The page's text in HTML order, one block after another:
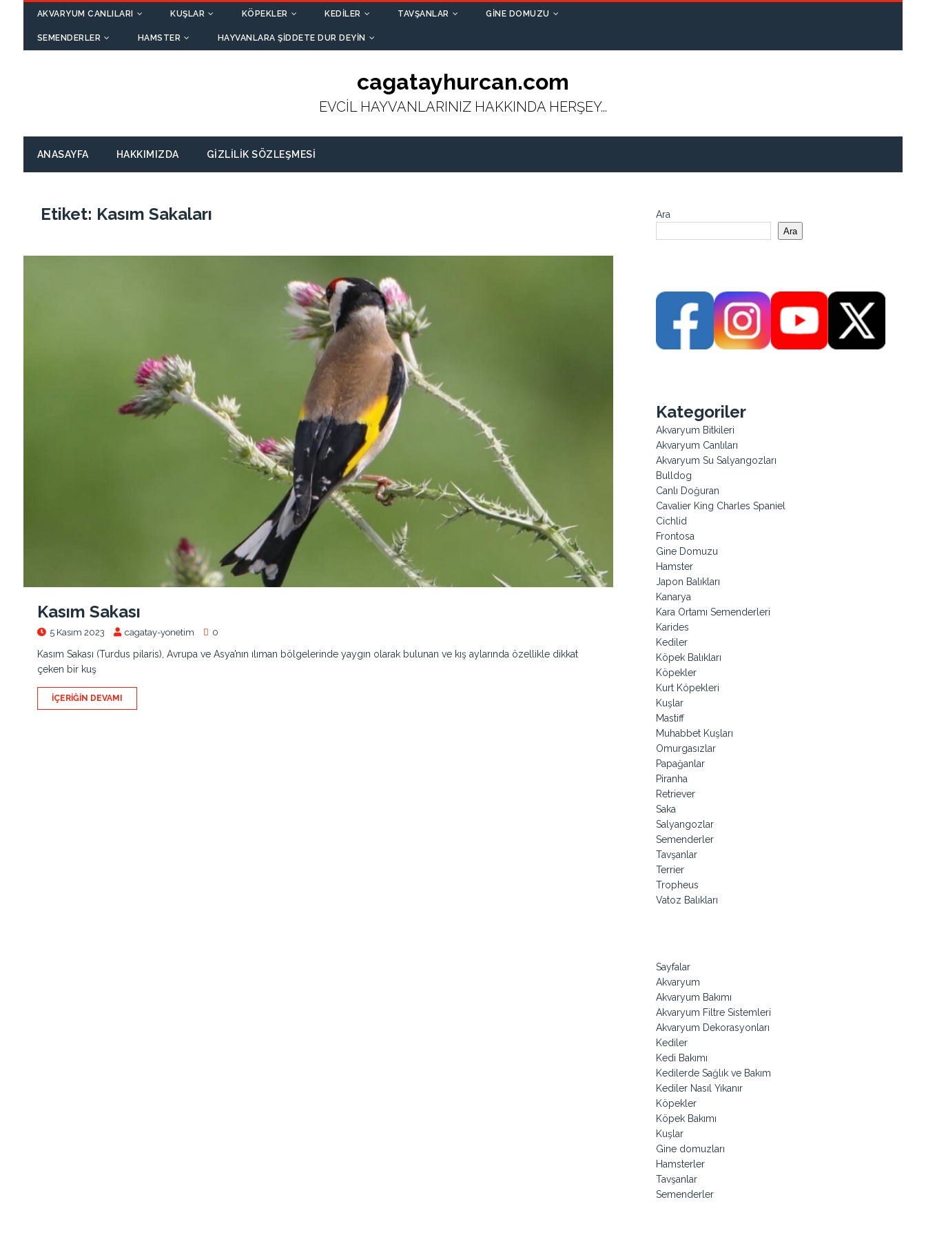
AKVARYUM CANLILARI KUŞLAR KÖPEKLER KEDILER TAVŞANLAR GINE DOMUZU
SEMENDERLER HAMSTER HAYVANLARA ŞIDDETE DUR DEYIN
cagatayhurcan.com
EVCİL HAYVANLARINIZ HAKKINDA HERŞEY...
ANASAYFA HAKKIMIZDA GIZLILIK SÖZLEŞMESI
Etiket: Kasım Sakaları
Kasım Sakası
5 Kasım 2023 cagatay-yonetim 0
Kasım Sakası (Turdus pilaris), Avrupa ve Asya’nın ılıman bölgelerinde yaygın olarak bulunan ve kış aylarında özellikle dikkat
çeken bir kuş
İÇERIĞIN DEVAMI
Ara
Ara
Kategoriler
Akvaryum Bitkileri
Akvaryum Canlıları
Akvaryum Su Salyangozları
Bulldog
Canlı Doğuran
Cavalier King Charles Spaniel
Cichlid
Frontosa
Gine Domuzu
Hamster
Japon Balıkları
Kanarya
Kara Ortamı Semenderleri
Karides
Kediler
Köpek Balıkları
Köpekler
Kurt Köpekleri
Kuşlar
Mastiff
Muhabbet Kuşları
Omurgasızlar
Papağanlar
Piranha
Retriever
Saka
Salyangozlar
Semenderler
Tavşanlar
Terrier
Tropheus
Vatoz Balıkları
Sayfalar
Akvaryum
Akvaryum Bakımı
Akvaryum Filtre Sistemleri
Akvaryum Dekorasyonları
Kediler
Kedi Bakımı
Kedilerde Sağlık ve Bakım
Kediler Nasıl Yıkanır
Köpekler
Köpek Bakımı
Kuşlar
Gine domuzları
Hamsterler
Tavşanlar
Semenderler